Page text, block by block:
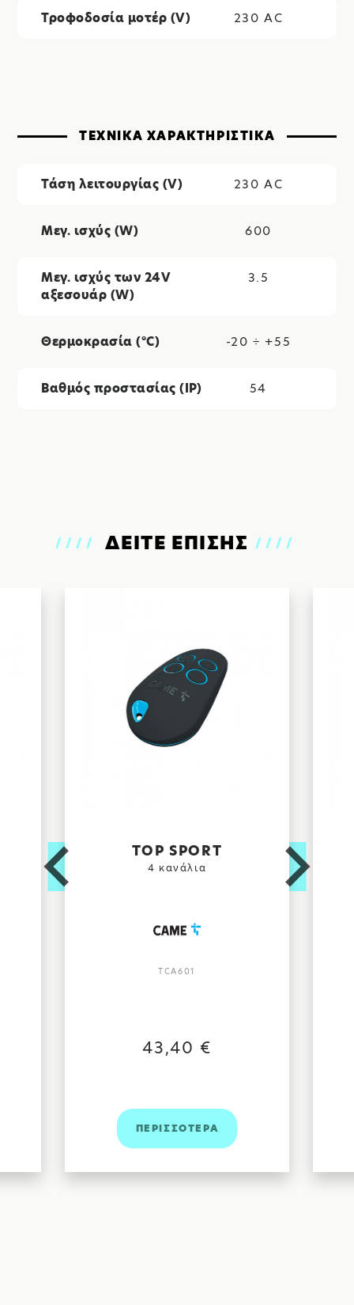
Τροφοδοσία μοτέρ (V) 230 AC
ΤΕΧΝΙΚΑ ΧΑΡΑΚΤΗΡΙΣΤΙΚΑ
Τάση λειτουργίας (V) 230 AC
Μεγ. ισχύς (W) 600
Μεγ. ισχύς των 24V
αξεσουάρ (W)
3.5
Θερμοκρασία (°C) -20 ÷ +55
Βαθμός προστασίας (IP) 54
//// ΔΕΙΤΕ ΕΠΙΣΗΣ ////
TOP SPORT
4 κανάλια
TCA601
43,40 €
ΠΕΡΙΣΣΟΤΕΡΑ